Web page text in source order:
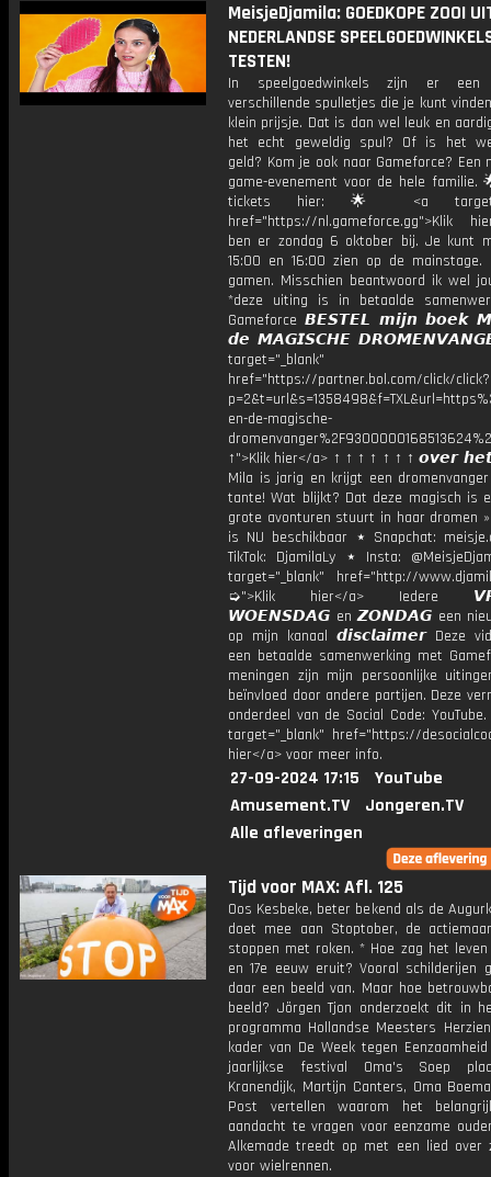
MeisjeDjamila: GOEDKOPE ZOOI
NEDERLANDSE
TESTEN!
In speelgoedwinkels zijn er een
verschillende spulletjes die je kunt
klein prijsje. Dat is dan wel leuk en
het echt geweldig spul? Of is het
geld? Kom je ook naar Gameforce? Een
game-evenement voor de hele familie.
tickets hier: 🌟 <a
href="https://nl.gameforce.gg">Klik
ben er zondag 6 oktober bij. Je kunt
15:00 en 16:00 zien op de mainstage.
gamen. Misschien beantwoord ik wel
*deze uiting is in betaalde
Gameforce 𝘽𝙀𝙎𝙏𝙀𝙇 𝙢𝙞𝙟𝙣 𝙗𝙤𝙚𝙠
𝙙𝙚 𝙈𝘼𝙂𝙄𝙎𝘾𝙃𝙀
target="_blank"
href="https://partner.bol.com/click/click?
en-de-magische-
↑">Klik hier</a> ↑ ↑ ↑ ↑ ↑ ↑ ↑ 𝙤𝙫𝙚𝙧
Mila is jarig en krijgt een
tante! Wat blijkt? Dat deze magisch is
grote avonturen stuurt in haar dromen
is NU beschikbaar ⋆ Snapchat:
TikTok: DjamilaLy ⋆ Insta:
target="_blank" href="http://
➭">Klik hier</a> Iedere
𝙒𝙊𝙀𝙉𝙎𝘿𝘼𝙂 en 𝙕𝙊𝙉𝘿𝘼𝙂 een
op mijn kanaal 𝙙𝙞𝙨𝙘𝙡𝙖𝙞𝙢𝙚𝙧 Deze
een betaalde samenwerking met
meningen zijn mijn persoonlijke
beïnvloed door andere partijen. Deze
onderdeel van de Social Code:
target="_blank" href="https://
hier</a> voor meer info.
27-09-2024 17:15
YouTube
Amusement.TV
Jongeren.TV
Alle afleveringen
Tijd voor MAX: Afl. 125
Oos Kesbeke, beter bekend als de
doet mee aan Stoptober, de
stoppen met roken. * Hoe zag het
en 17e eeuw eruit? Vooral schilderijen
daar een beeld van. Maar hoe
beeld? Jörgen Tjon onderzoekt dit in
programma Hollandse Meesters
kader van De Week tegen
jaarlijkse festival Oma's Soep
Kranendijk, Martijn Canters, Oma
Post vertellen waarom het
aandacht te vragen voor eenzame
Alkemade treedt op met een lied over
voor wielrennen.